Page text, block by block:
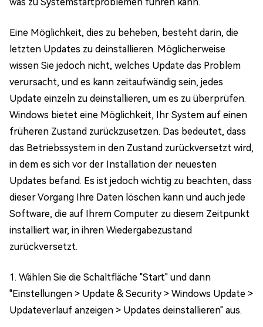
Eine Möglichkeit, dies zu beheben, besteht darin, die
letzten Updates zu deinstallieren. Möglicherweise
wissen Sie jedoch nicht, welches Update das Problem
verursacht, und es kann zeitaufwändig sein, jedes
Update einzeln zu deinstallieren, um es zu überprüfen.
Windows bietet eine Möglichkeit, Ihr System auf einen
früheren Zustand zurückzusetzen. Das bedeutet, dass
das Betriebssystem in den Zustand zurückversetzt wird,
in dem es sich vor der Installation der neuesten
Updates befand. Es ist jedoch wichtig zu beachten, dass
dieser Vorgang Ihre Daten löschen kann und auch jede
Software, die auf Ihrem Computer zu diesem Zeitpunkt
installiert war, in ihren Wiedergabezustand
zurückversetzt.
1. Wählen Sie die Schaltfläche "Start" und dann
"Einstellungen > Update & Security > Windows Update >
Updateverlauf anzeigen > Updates deinstallieren" aus.